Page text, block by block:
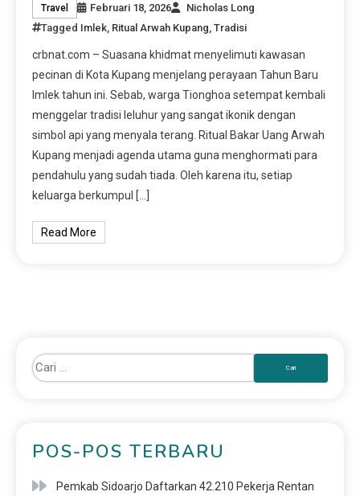
Travel Februari 18, 2026
Nicholas Long
Tagged Imlek Ritual Arwah Kupang ,Tradisi
crbnat.com – Suasana khidmat menyelimuti kawasan
pecinan di Kota Kupang menjelang perayaan Tahun Baru
Imlek tahun ini. Sebab, warga Tionghoa setempat kembali
menggelar tradisi leluhur yang sangat ikonik dengan
simbol api yang menyala terang. Ritual Bakar Uang Arwah
Kupang menjadi agenda utama guna menghormati para
pendahulu yang sudah tiada. Oleh karena itu, setiap
keluarga berkumpul […]
Read More
POS-POS TERBARU
Pemkab Sidoarjo Daftarkan 42.210 Pekerja Rentan